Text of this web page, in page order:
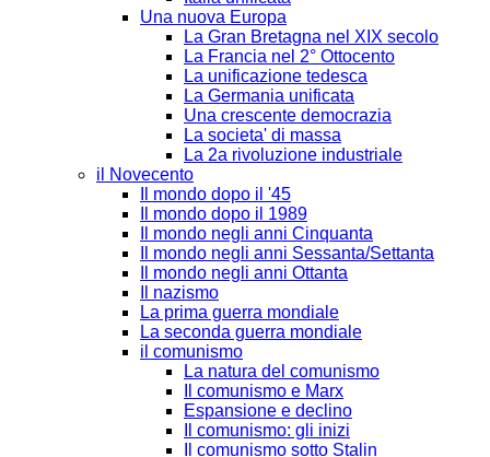
Una nuova Europa
La Gran Bretagna nel XIX secolo
La Francia nel 2° Ottocento
La unificazione tedesca
La Germania unificata
Una crescente democrazia
La societa' di massa
La 2a rivoluzione industriale
il Novecento
Il mondo dopo il '45
Il mondo dopo il 1989
Il mondo negli anni Cinquanta
Il mondo negli anni Sessanta/Settanta
Il mondo negli anni Ottanta
Il nazismo
La prima guerra mondiale
La seconda guerra mondiale
il comunismo
La natura del comunismo
Il comunismo e Marx
Espansione e declino
Il comunismo: gli inizi
Il comunismo sotto Stalin